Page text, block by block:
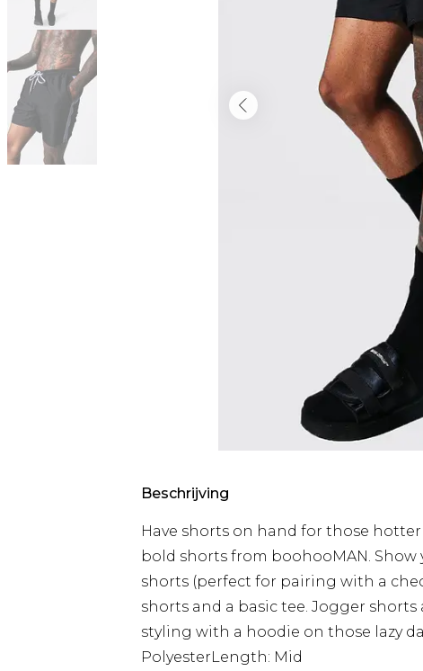
Beschrijving
Have shorts on hand for those
bold shorts from boohooMAN.
shorts (perfect for pairing with a
shorts and a basic tee. Jogger
styling with a hoodie on those lazy
PolyesterLength: Mid